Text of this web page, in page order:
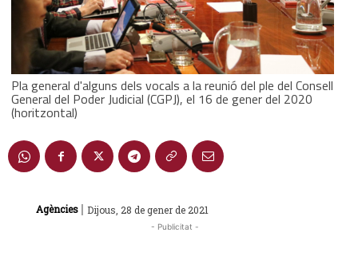
Pla general d'alguns dels vocals a la reunió del ple del Consell
General del Poder Judicial (CGPJ), el 16 de gener del 2020
(horitzontal)
Agències | Dijous, 28 de gener de 2021
- Publicitat -